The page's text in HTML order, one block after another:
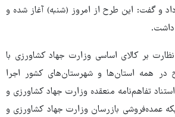
و گفت: این طرح از امروز (شنبه) آغاز شده و
داشت.
بر کالای اساسی وزارت جهاد کشاورزی با
در همه استان‌ها و شهرستان‌های کشور اجرا
تفاهم‌نامه منعقده وزارت جهاد کشاورزی و
عمده‌فروشی بازرسان وزارت جهاد کشاورزی و